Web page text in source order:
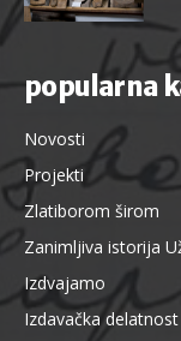
popularna
Novosti
Projekti
Zlatiborom širom
Zanimljiva istorija
Izdvajamo
Izdavačka delatnost